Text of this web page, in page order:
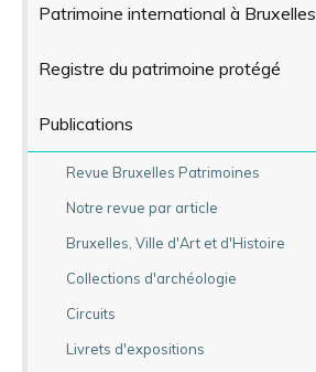
Patrimoine international à Bruxelles
Registre du patrimoine protégé
Publications
Revue Bruxelles Patrimoines
Notre revue par article
Bruxelles, Ville d'Art et d'Histoire
Collections d'archéologie
Circuits
Livrets d'expositions